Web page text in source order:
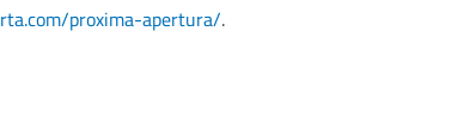
proxima-apertura/.